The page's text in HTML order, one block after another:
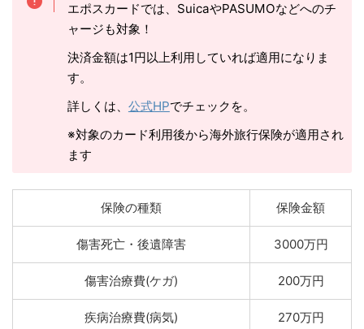
エポスカードでは、SuicaやPASUMOなどへのチ
ャージも対象！
決済金額は1円以上利用していれば適用になりま
す。
詳しくは、 公式HPでチェックを。
※対象のカード利用後から海外旅行保険が適用され
ます
保険の種類 保険金額
傷害死亡・後遺障害 3000万円
傷害治療費(ケガ) 200万円
疾病治療費(病気) 270万円